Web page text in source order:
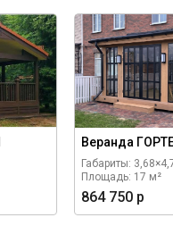
Веранда
Габариты:
Площадь: 17 м²
864 750 р